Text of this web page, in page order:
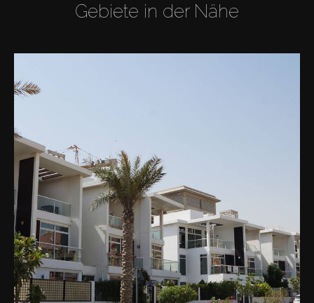
Gebiete in der Nähe